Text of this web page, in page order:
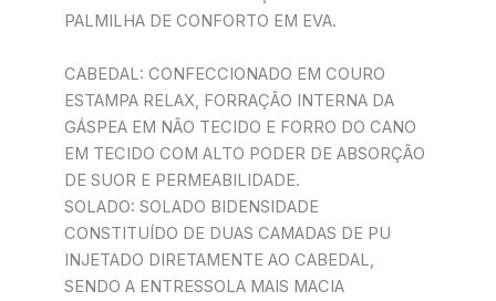
PALMILHA DE CONFORTO EM EVA.
CABEDAL: CONFECCIONADO EM COURO
ESTAMPA RELAX, FORRAÇÃO INTERNA DA
GÁSPEA EM NÃO TECIDO E FORRO DO CANO
EM TECIDO COM ALTO PODER DE ABSORÇÃO
DE SUOR E PERMEABILIDADE.
SOLADO: SOLADO BIDENSIDADE
CONSTITUÍDO DE DUAS CAMADAS DE PU
INJETADO DIRETAMENTE AO CABEDAL,
SENDO A ENTRESSOLA MAIS MACIA